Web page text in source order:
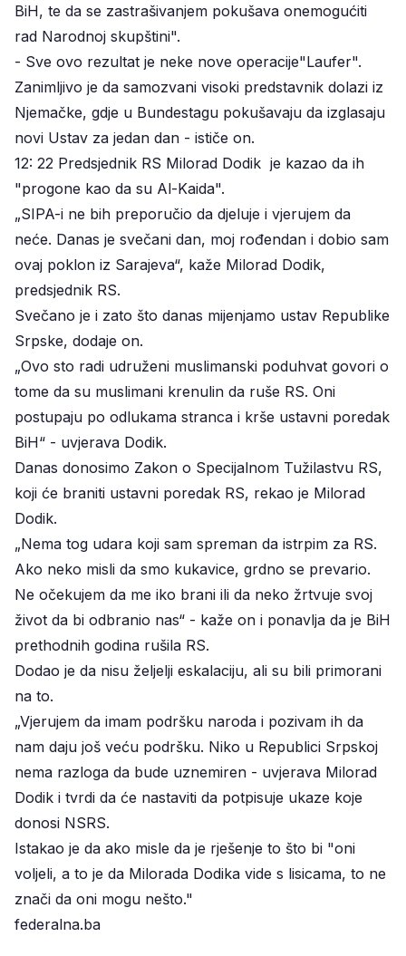
BiH, te da se zastrašivanjem pokušava onemogućiti
rad Narodnoj skupštini".
- Sve ovo rezultat je neke nove operacije"Laufer".
Zanimljivo je da samozvani visoki predstavnik dolazi iz
Njemačke, gdje u Bundestagu pokušavaju da izglasaju
novi Ustav za jedan dan - ističe on.
12: 22 Predsjednik RS Milorad Dodik je kazao da ih
"progone kao da su Al-Kaida".
„SIPA-i ne bih preporučio da djeluje i vjerujem da
neće. Danas je svečani dan, moj rođendan i dobio sam
ovaj poklon iz Sarajeva“, kaže Milorad Dodik,
predsjednik RS.
Svečano je i zato što danas mijenjamo ustav Republike
Srpske, dodaje on.
„Ovo sto radi udruženi muslimanski poduhvat govori o
tome da su muslimani krenulin da ruše RS. Oni
postupaju po odlukama stranca i krše ustavni poredak
BiH“ - uvjerava Dodik.
Danas donosimo Zakon o Specijalnom Tužilastvu RS,
koji će braniti ustavni poredak RS, rekao je Milorad
Dodik.
„Nema tog udara koji sam spreman da istrpim za RS.
Ako neko misli da smo kukavice, grdno se prevario.
Ne očekujem da me iko brani ili da neko žrtvuje svoj
život da bi odbranio nas“ - kaže on i ponavlja da je BiH
prethodnih godina rušila RS.
Dodao je da nisu željelji eskalaciju, ali su bili primorani
na to.
„Vjerujem da imam podršku naroda i pozivam ih da
nam daju još veću podršku. Niko u Republici Srpskoj
nema razloga da bude uznemiren - uvjerava Milorad
Dodik i tvrdi da će nastaviti da potpisuje ukaze koje
donosi NSRS.
Istakao je da ako misle da je rješenje to što bi "oni
voljeli, a to je da Milorada Dodika vide s lisicama, to ne
znači da oni mogu nešto."
federalna.ba